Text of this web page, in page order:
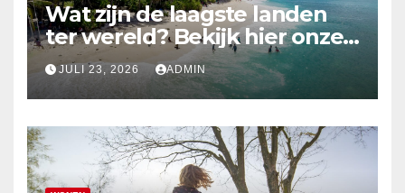
Wat zijn de laagste landen
ter wereld? Bekijk hier onze
top 10
JULI 23, 2026 ADMIN